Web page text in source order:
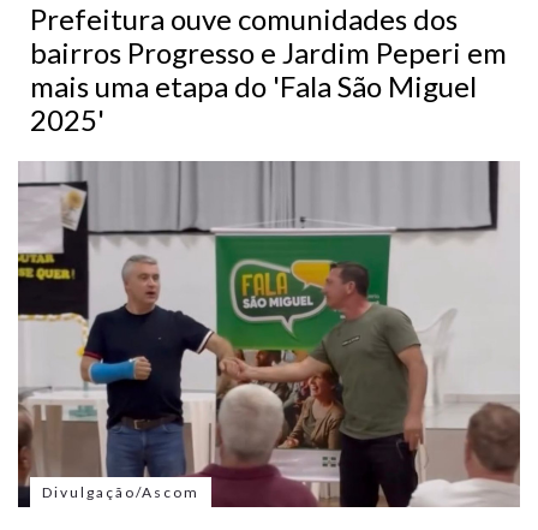
Prefeitura ouve comunidades dos
bairros Progresso e Jardim Peperi em
mais uma etapa do 'Fala São Miguel
2025'
Divulgação/Ascom